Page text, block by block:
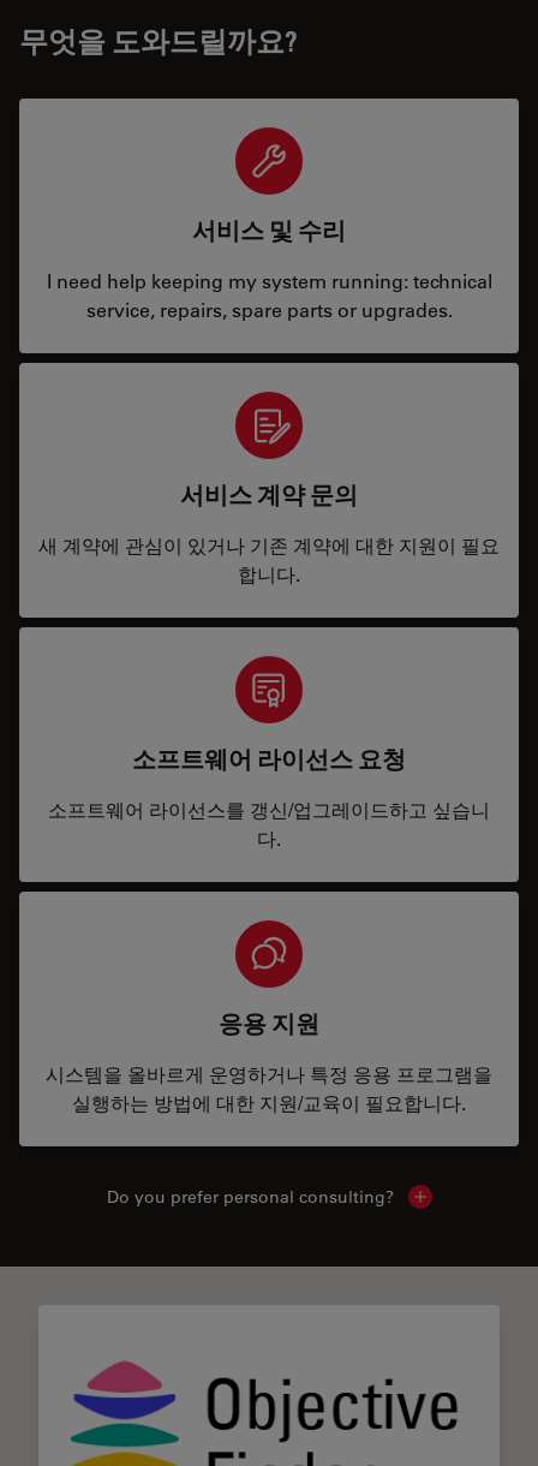
무엇을 도와드릴까요?
서비스 및 수리
I need help keeping my system running: technical
service, repairs, spare parts or upgrades.
서비스 계약 문의
새 계약에 관심이 있거나 기존 계약에 대한 지원이 필요
합니다.
소프트웨어 라이선스 요청
소프트웨어 라이선스를 갱신/업그레이드하고 싶습니
다.
응용 지원
시스템을 올바르게 운영하거나 특정 응용 프로그램을
실행하는 방법에 대한 지원/교육이 필요합니다.
Do you prefer personal consulting? Show local